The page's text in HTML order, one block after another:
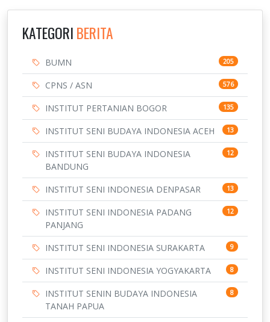
KATEGORI BERITA
BUMN 205
CPNS / ASN 576
INSTITUT PERTANIAN BOGOR 135
INSTITUT SENI BUDAYA INDONESIA ACEH 13
INSTITUT SENI BUDAYA INDONESIA
BANDUNG
12
INSTITUT SENI INDONESIA DENPASAR 13
INSTITUT SENI INDONESIA PADANG
PANJANG
12
INSTITUT SENI INDONESIA SURAKARTA 9
INSTITUT SENI INDONESIA YOGYAKARTA 8
INSTITUT SENIN BUDAYA INDONESIA
TANAH PAPUA
8